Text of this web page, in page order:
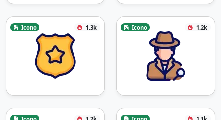
Icono 1.3k Icono 1.2k